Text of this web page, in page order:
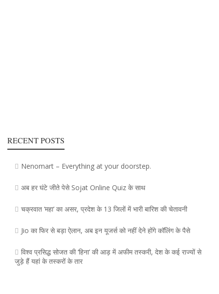
RECENT POSTS
Nenomart – Everything at your doorstep.
अब हर घंटे जीते पेसे Sojat Online Quiz के साथ
चक्रवात ‘महा’ का असर, प्रदेश के 13 जिलाें में भारी बारिश की चेतावनी
Jio का फिर से बड़ा ऐलान, अब इन यूजर्स को नहीं देने होंगे कॉलिंग के पैसे
विश्व प्रसिद्ध सोजत की ‘हिना’ की आड़ में अफीम तस्करी, देश के कई राज्यों से
जुड़े हैं यहां के तस्करों के तार